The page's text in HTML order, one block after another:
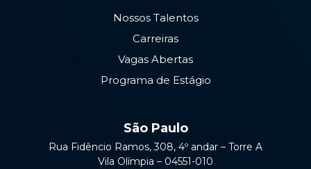
Nossos Talentos
Carreiras
Vagas Abertas
Programa de Estágio
São Paulo
Rua Fidêncio Ramos, 308, 4º andar – Torre A
Vila Olímpia – 04551-010